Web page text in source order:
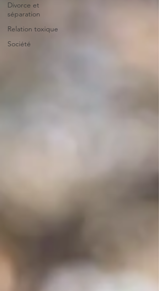
Divorce et
séparation
Relation toxique
Société